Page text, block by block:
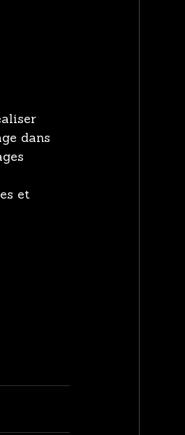
dans
et